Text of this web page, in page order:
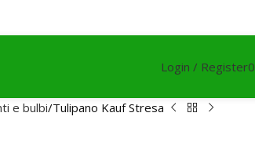
Login / Register0
e bulbi Tulipano Kauf Stresa